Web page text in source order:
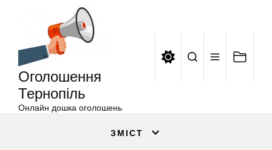
Оголошення
Тернопіль
Онлайн дошка оголошень
ЗМІСТ